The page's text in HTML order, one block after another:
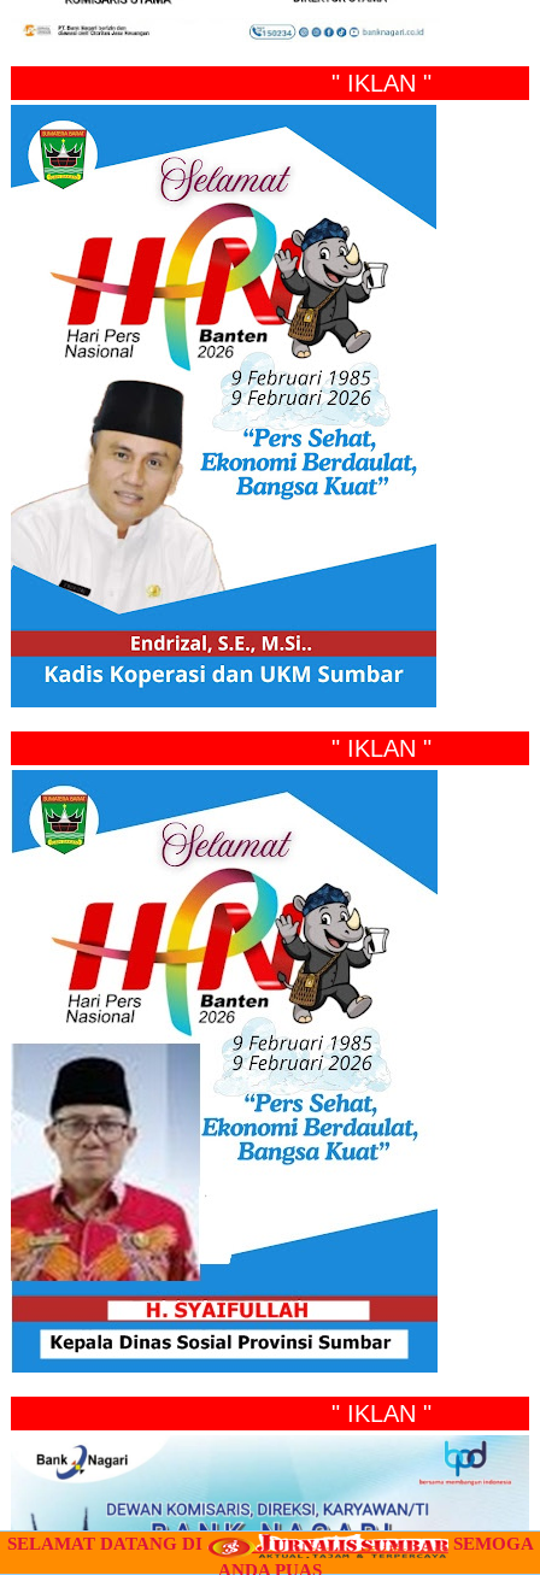
" IKLAN "
" IKLAN "
" IKLAN "
SELAMAT DATANG DI
SEMOGA
ANDA PUAS